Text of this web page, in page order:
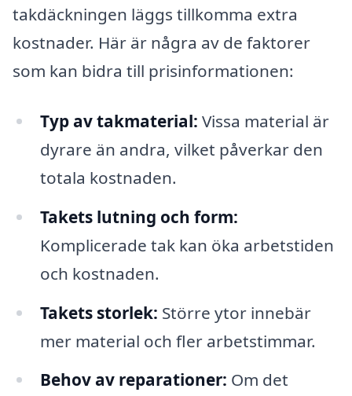
takdäckningen läggs tillkomma extra
kostnader. Här är några av de faktorer
som kan bidra till prisinformationen:
Typ av takmaterial: Vissa material är
dyrare än andra, vilket påverkar den
totala kostnaden.
Takets lutning och form:
Komplicerade tak kan öka arbetstiden
och kostnaden.
Takets storlek: Större ytor innebär
mer material och fler arbetstimmar.
Behov av reparationer: Om det